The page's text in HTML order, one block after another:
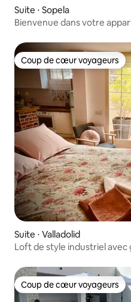
Suite ⋅ Sopela
Bienvenue dans votre
Coup de cœur voyageurs
Coup de cœur voyageurs
Suite ⋅ Valladolid
Loft de style industriel avec
Coup de cœur voyageurs
Coup de cœur voyageurs